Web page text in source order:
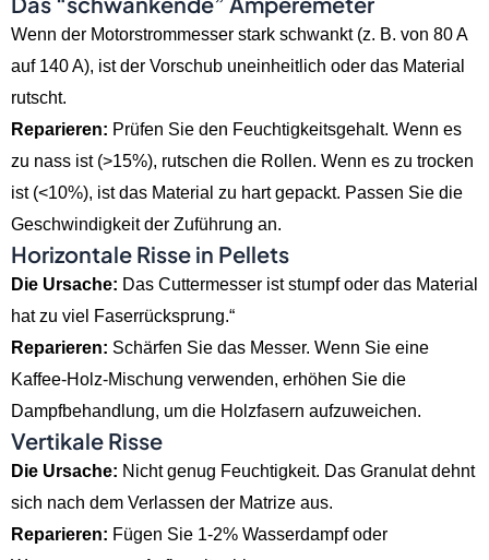
Wenn der Motorstrommesser stark schwankt (z. B. von 80 A
auf 140 A), ist der Vorschub uneinheitlich oder das Material
rutscht.
Reparieren: Prüfen Sie den Feuchtigkeitsgehalt. Wenn es
zu nass ist (>15%), rutschen die Rollen. Wenn es zu trocken
ist (<10%), ist das Material zu hart gepackt. Passen Sie die
Geschwindigkeit der Zuführung an.
Horizontale Risse in Pellets
Die Ursache: Das Cuttermesser ist stumpf oder das Material
hat zu viel Faserrücksprung.“
Reparieren: Schärfen Sie das Messer. Wenn Sie eine
Kaffee-Holz-Mischung verwenden, erhöhen Sie die
Dampfbehandlung, um die Holzfasern aufzuweichen.
Vertikale Risse
Die Ursache: Nicht genug Feuchtigkeit. Das Granulat dehnt
sich nach dem Verlassen der Matrize aus.
Reparieren: Fügen Sie 1-2% Wasserdampf oder